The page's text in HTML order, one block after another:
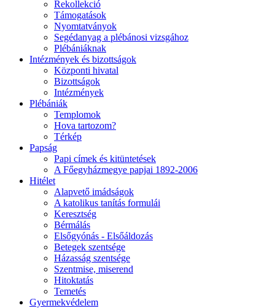
Rekollekció
Támogatások
Nyomtatványok
Segédanyag a plébánosi vizsgához
Plébániáknak
Intézmények és bizottságok
Központi hivatal
Bizottságok
Intézmények
Plébániák
Templomok
Hova tartozom?
Térkép
Papság
Papi címek és kitüntetések
A Főegyházmegye papjai 1892-2006
Hitélet
Alapvető imádságok
A katolikus tanítás formulái
Keresztség
Bérmálás
Elsőgyónás - Elsőáldozás
Betegek szentsége
Házasság szentsége
Szentmise, miserend
Hitoktatás
Temetés
Gyermekvédelem